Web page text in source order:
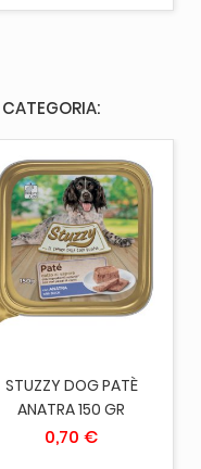
STUZZY DOG PATÈ
ANATRA 150 GR
0,70 €